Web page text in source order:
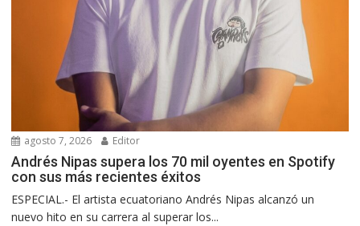
agosto 7, 2026 Editor
Andrés Nipas supera los 70 mil oyentes en Spotify
con sus más recientes éxitos
ESPECIAL.- El artista ecuatoriano Andrés Nipas alcanzó un
nuevo hito en su carrera al superar los...